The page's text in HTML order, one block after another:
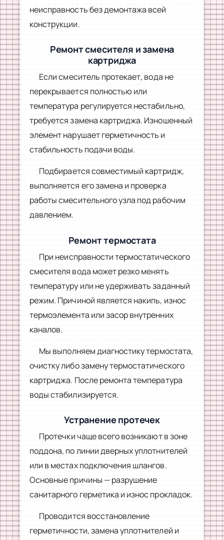
неисправность без демонтажа всей
конструкции.
Ремонт смесителя и замена
картриджа
Если смеситель протекает, вода не
перекрывается полностью или
температура регулируется нестабильно,
требуется замена картриджа. Изношенный
элемент нарушает герметичность и
стабильность подачи воды.
Подбирается совместимый картридж,
выполняется его замена и проверка
работы смесительного узла под рабочим
давлением.
Ремонт термостата
При неисправности термостатического
смесителя вода может резко менять
температуру или не удерживать заданный
режим. Причиной является накипь, износ
термоэлемента или засор внутренних
каналов.
Мы выполняем диагностику термостата,
очистку либо замену термостатического
картриджа. После ремонта температура
воды стабилизируется.
Устранение протечек
Протечки чаще всего возникают в зоне
поддона, по линии дверных уплотнителей
или в местах подключения шлангов.
Основные причины — разрушение
санитарного герметика и износ прокладок.
Проводится восстановление
герметичности, замена уплотнителей и